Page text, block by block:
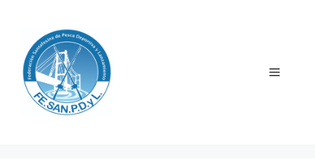
contenido
Menú